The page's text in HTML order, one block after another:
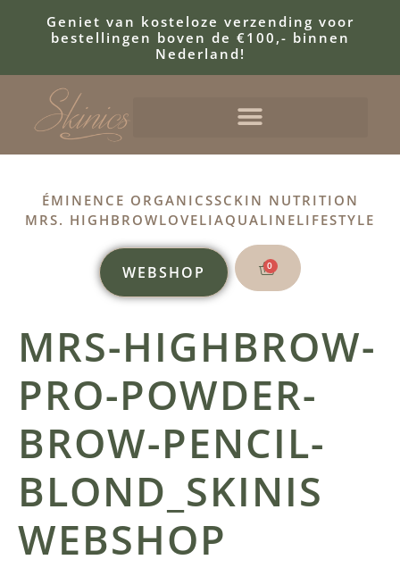
Geniet van kosteloze verzending voor
bestellingen boven de €100,- binnen
Nederland!
ÉMINENCE ORGANICSSCKIN NUTRITION
MRS. HIGHBROWLOVELIAQUALINELIFESTYLE
WEBSHOP 0
MRS-HIGHBROW-
PRO-POWDER-
BROW-PENCIL-
BLOND_SKINIS
WEBSHOP